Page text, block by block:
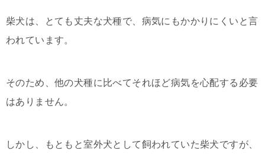
柴犬は、とても丈夫な犬種で、病気にもかかりにくいと言
われています。
そのため、他の犬種に比べてそれほど病気を心配する必要
はありません。
しかし、もともと室外犬として飼われていた柴犬ですが、